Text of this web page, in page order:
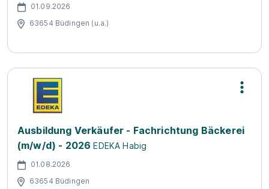
01.09.2026
63654 Büdingen (u.a.)
Ausbildung Verkäufer - Fachrichtung Bäckerei
(m/w/d) - 2026 EDEKA Habig
01.08.2026
63654 Büdingen